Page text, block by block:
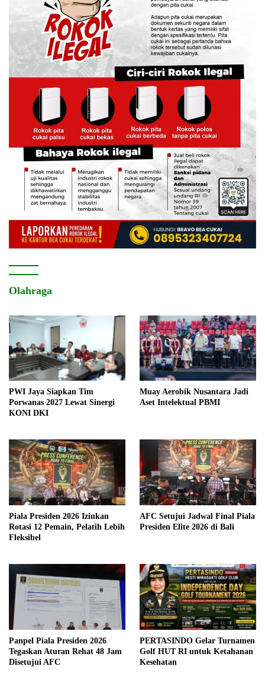
Olahraga
PWI Jaya Siapkan Tim
Porwanas 2027 Lewat Sinergi
KONI DKI
Muay Aerobik Nusantara Jadi
Aset Intelektual PBMI
Piala Presiden 2026 Izinkan
Rotasi 12 Pemain, Pelatih Lebih
Fleksibel
AFC Setujui Jadwal Final Piala
Presiden Elite 2026 di Bali
Panpel Piala Presiden 2026
Tegaskan Aturan Rehat 48 Jam
Disetujui AFC
PERTASINDO Gelar Turnamen
Golf HUT RI untuk Ketahanan
Kesehatan